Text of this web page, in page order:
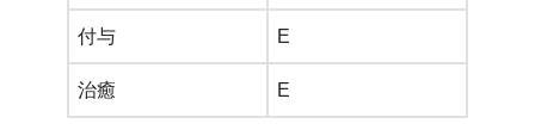
付与 E
治癒 E